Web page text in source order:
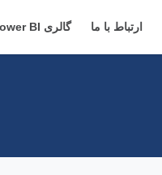
ارتباط با ما گالری Power BI